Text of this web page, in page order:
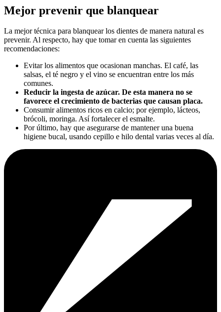
Mejor prevenir que blanquear
La mejor técnica para blanquear los dientes de manera natural es
prevenir. Al respecto, hay que tomar en cuenta las siguientes
recomendaciones:
Evitar los alimentos que ocasionan manchas. El café, las
salsas, el té negro y el vino se encuentran entre los más
comunes.
Reducir la ingesta de azúcar. De esta manera no se
favorece el crecimiento de bacterias que causan placa.
Consumir alimentos ricos en calcio; por ejemplo, lácteos,
brócoli, moringa. Así fortalecer el esmalte.
Por último, hay que asegurarse de mantener una buena
higiene bucal, usando cepillo e hilo dental varias veces al día.